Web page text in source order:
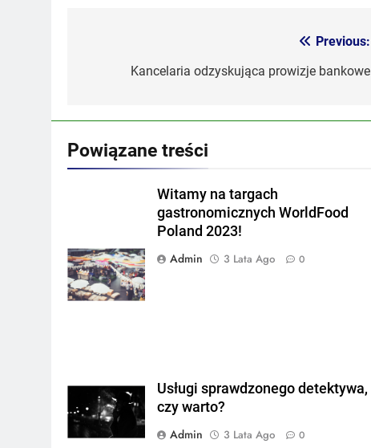
wpisu
Previous:
Kancelaria odzyskująca prowizje bankowe
Powiązane treści
Witamy na targach
gastronomicznych WorldFood
Poland 2023!
Admin
3 Lata Ago 0
Usługi sprawdzonego detektywa,
czy warto?
Admin
3 Lata Ago 0